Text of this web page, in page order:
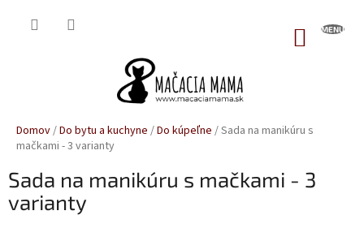
Domov/Do bytu a kuchyne /Do kúpeľne /Sada na manikúru s
mačkami - 3 varianty
Sada na manikúru s mačkami - 3
varianty